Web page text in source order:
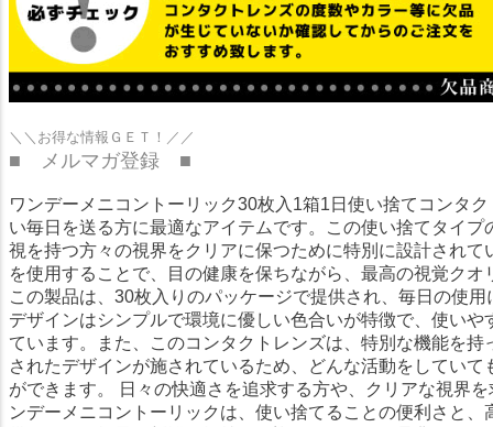
＼＼お得な情報ＧＥＴ！／／
■ メルマガ登録 ■
ワンデーメニコントーリック30枚入1箱1日使い捨てコンタ
い毎日を送る方に最適なアイテムです。この使い捨てタイプ
視を持つ方々の視界をクリアに保つために特別に設計されて
を使用することで、目の健康を保ちながら、最高の視覚クオ
この製品は、30枚入りのパッケージで提供され、毎日の使
デザインはシンプルで環境に優しい色合いが特徴で、使いや
ています。また、このコンタクトレンズは、特別な機能を持
されたデザインが施されているため、どんな活動をしていて
ができます。 日々の快適さを追求する方や、クリアな視界
ンデーメニコントーリックは、使い捨てることの便利さと、